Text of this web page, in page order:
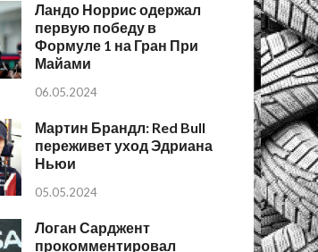
Ландо Норрис одержал
первую победу в
Формуле 1 на Гран При
Майами
06.05.2024
Мартин Брандл: Red Bull
переживет уход Эдриана
Ньюи
05.05.2024
Логан Сарджент
прокомментировал